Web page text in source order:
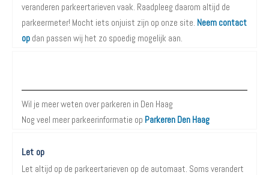
veranderen parkeertarieven vaak. Raadpleeg daarom altijd de
parkeermeter! Mocht iets onjuist zijn op onze site. Neem contact
op dan passen wij het zo spoedig mogelijk aan.
Wil je meer weten over parkeren in Den Haag
Nog veel meer parkeerinformatie op Parkeren Den Haag
Let op
Let altijd op de parkeertarieven op de automaat. Soms verandert